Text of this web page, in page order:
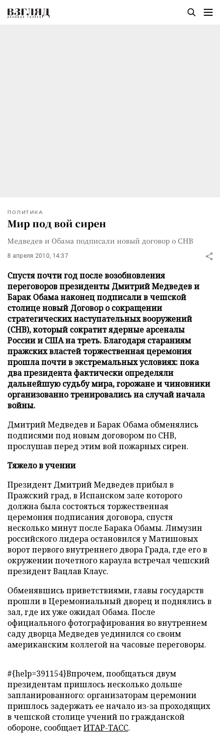
ПОЛИТИКА
Мир под вой сирен
Медведев и Обама подписали новый договор о СНВ
8 апреля 2010, 14:37
Спустя почти год после возобновления
переговоров президенты Дмитрий Медведев и
Барак Обама наконец подписали в чешской
столице новый Договор о сокращении
стратегических наступательных вооружений
(СНВ), который сократит ядерные арсеналы
России и США на треть. Благодаря стараниям
пражских властей торжественная церемония
прошла почти в экстремальных условиях: пока
два президента фактически определяли
дальнейшую судьбу мира, горожане и чиновники
организованно тренировались на случай начала
войны.
Дмитрий Медведев и Барак Обама обменялись
подписями под новым договором по СНВ,
прослушав перед этим вой пожарных сирен.
Тяжело в учении
Президент Дмитрий Медведев прибыл в
Пражский град, в Испанском зале которого
должна была состояться торжественная
церемония подписания договора, спустя
несколько минут после Барака Обамы. Лимузин
российского лидера остановился у Матишовых
ворот первого внутреннего двора Града, где его в
окружении почетного караула встречал чешский
президент Вацлав Клаус.
Обменявшись приветствиями, главы государств
прошли в Церемониальный дворец и поднялись в
зал, где их уже ожидал Обама. После
официального фотографирования во внутреннем
саду дворца Медведев уединился со своим
американским коллегой на часовые переговоры.
#{help=391154}Впрочем, пообщаться двум
президентам пришлось несколько дольше
запланированного: организаторам церемонии
пришлось задержать ее начало из-за проходящих
в чешской столице учений по гражданской
обороне, сообщаетИТАР-ТАСС.